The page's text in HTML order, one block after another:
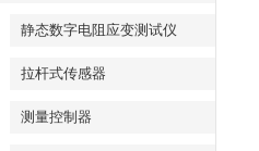
静态数字电阻应变测试仪
拉杆式传感器
测量控制器